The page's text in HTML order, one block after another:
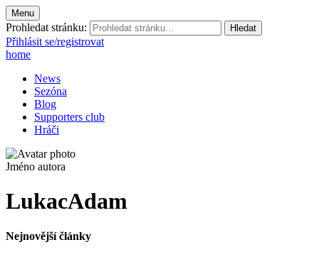
Menu
Prohledat stránku:
Přihlásit se/registrovat
home
News
Sezóna
Blog
Supporters club
Hráči
Jméno autora
LukacAdam
Nejnovější články